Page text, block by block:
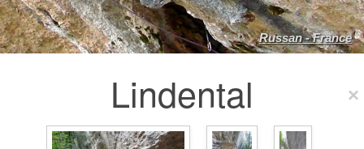
Russan - France
Lindental